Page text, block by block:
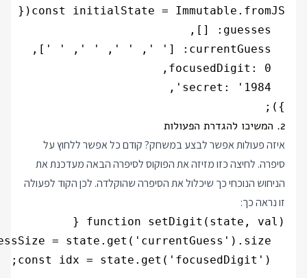
});
2. המשיכו להגדרת הפעולות
איזה פעולות אפשר לבצע במשחק? קודם כל אפשר ללחוץ על
סיפרה. לחיצה כזו מזיזה את הפוקוס לסיפרה הבאה מעדכנת את
הניחוש הנוכחי כך שיכלול את הסיפרה שהוקלדה. לכן הקוד לפעולה
זו נראה כך: